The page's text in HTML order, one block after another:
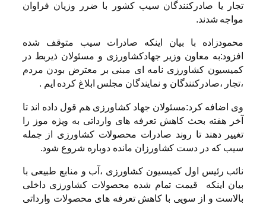
تجار یا صادرکنندگان سیب کشور با ضرر وزیان فراوان
مواجه شدند.
محمودزاده با بیان اینکه صادرات سیب متوقف شده
افزود:به معاون وزیر جهادکشاورزی و مسئولان ذیربط در
کمیسیون کشاورزی نامه ای مبنی بر معترض بودن مردم
،تجار ،صادرکنندگان و نمایندگان مجلس ابلاغ کرده ایم .
وی اضافه کرد:مسئولان جهاد کشاورزی هم قول داده اند تا
آخر هفته بحث کاهش تعرفه های وارداتی به ویژه موز را
تغییر دهند تا روند صادرات محصولات کشاورزی از جمله
سیب که در دست کشاورزان مانده دوباره شروع شود.
نائب رئیس اول کمیسیون کشاورزی ،آب و منابع طبیعی با
بیان اینکه قیمت تمام شده محصولات کشاورزی داخلی
بالاست و از سویی با کاهش تعرفه های محصولات وارداتی